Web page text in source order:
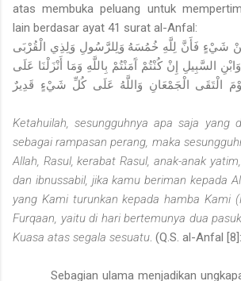
atas membuka peluang untuk
lain berdasar ayat 41 surat al-Anfal:
مِنْ شَيْءٍ فَأَنَّ لِلَّهِ خُمُسَهُ وَلِلرَّسُولِ وَلِذِي الْقُرْبَى
السَّبِيلِ إِنْ كُنْتُمْ آَمَنْتُمْ بِاللَّهِ وَمَا أَنْزَلْنَا عَلَى
الْتَقَى الْجَمْعَانِ وَاللَّهُ عَلَى كُلِّ شَيْءٍ قَدِيرٌ
Ketahuilah, sesungguhnya apa saja yang
sebagai rampasan perang, maka
Allah, Rasul, kerabat Rasul, anak-anak
dan ibnussabil, jika kamu beriman kepada
yang Kami turunkan kepada hamba Kami
Furqaan, yaitu di hari bertemunya dua
Kuasa atas segala sesuatu . (Q.S. al-Anfal
Sebagian ulama menjadikan